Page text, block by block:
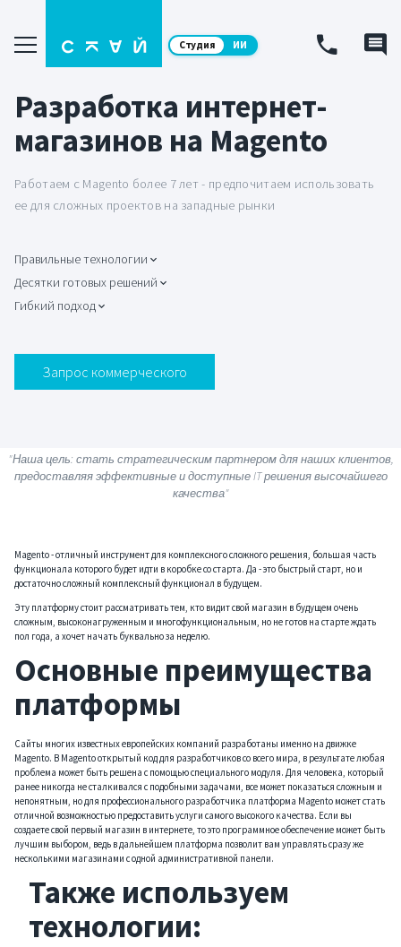
Студия ИИ
Разработка интернет-
магазинов на Magento
Работаем с Magento более 7 лет - предпочитаем использовать
ее для сложных проектов на западные рынки
Правильные технологии
Десятки готовых решений
Гибкий подход
Запрос коммерческого
"Наша цель: стать стратегическим партнером для наших клиентов,
предоставляя эффективные и доступные IT решения высочайшего
качества"
Magento - отличный инструмент для комплексного сложного решения, большая часть
функционала которого будет идти в коробке со старта. Да - это быстрый старт, но и
достаточно сложный комплексный функционал в будущем.
Эту платформу стоит рассматривать тем, кто видит свой магазин в будущем очень
сложным, высоконагруженным и многофункциональным, но не готов на старте ждать
пол года, а хочет начать буквально за неделю.
Основные преимущества
платформы
Сайты многих известных европейских компаний разработаны именно на движке
Magento. В Magento открытый код для разработчиков со всего мира, в результате любая
проблема может быть решена с помощью специального модуля. Для человека, который
ранее никогда не сталкивался с подобными задачами, все может показаться сложным и
непонятным, но для профессионального разработчика платформа Magento может стать
отличной возможностью предоставить услуги самого высокого качества. Если вы
создаете свой первый магазин в интернете, то это программное обеспечение может быть
лучшим выбором, ведь в дальнейшем платформа позволит вам управлять сразу же
несколькими магазинами с одной административной панели.
Также используем
технологии: